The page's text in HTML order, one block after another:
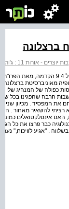
ברצלונה
אורות 11 : ג'ורג' אורוול
א ו ר ו ת ׀ 1 1 : ג 'ו ר ג ' א ו ר ו
מאוניברסיטת
כפולה של המנהיג שלי
הרבה שהפגינו בכל
את המפסיד . מכיוון
להשאיר מאחור .
האם אינטלקטואלים כמוני
כבר פרצו את כל
. "אגיע לוויכוח,"